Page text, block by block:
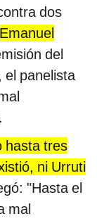
dos
Emanuel
del
el panelista
hasta tres
ni Urruti
"Hasta el
mal